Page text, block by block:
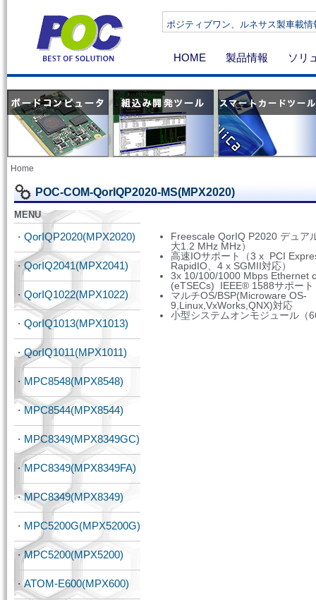
ポジティブワン、ルネサス製車載
HOME 製品情報 ソリ
Home
POC-COM-QorIQP2020-MS(MPX2020)
MENU
・ QorIQP2020(MPX2020)
・ QorIQ2041(MPX2041)
・QorIQ1022(MPX1022)
・ QorIQ1013(MPX1013)
・QorIQ1011(MPX1011)
・ MPC8548(MPX8548)
・ MPC8544(MPX8544)
・ MPC8349(MPX8349GC)
・MPC8349(MPX8349FA)
・MPC8349(MPX8349)
・ MPC5200G(MPX5200G)
・MPC5200(MPX5200)
・ ATOM-E600(MPX600)
Freescale QorIQ P2020 デュア
大1.2 MHz MHz）
高速IOサポート（3 x PCI
RapidIO、4 x SGMII対応）
3x 10/100/1000 Mbps Ethernet
(eTSECs) IEEE® 1588サポート
マルチOS/BSP(Microware OS-
9,Linux,VxWorks,QNX)対応
小型システムオンモジュール（